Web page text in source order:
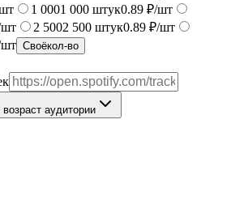
1 0001 000 штук0.89 ₽/шт
шт 2 5002 500 штук0.89 ₽/шт
шт Своёкол-во
аудитории